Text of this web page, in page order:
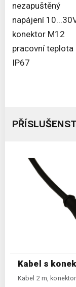
nezapuštěný
napájení
konektor M12
pracovní teplota
IP67
Kabel s
Kabel 2 m,